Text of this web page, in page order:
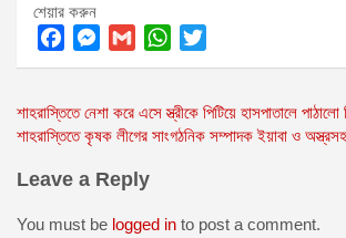
শেয়ার করুন
F
c
e
o
M
s
s
g
G
a
i
W
a
t
p
T
i
t
r
Post
navigation
শাহরাস্তিতে নেশা করে এসে স্ত্রীকে পিটিয়ে হাসপাতালে
শাহরাস্তিতে কৃষক লীগের সাংগঠনিক সম্পাদক ইয়াবা ও
Leave a Reply
You must be logged in to post a comment.